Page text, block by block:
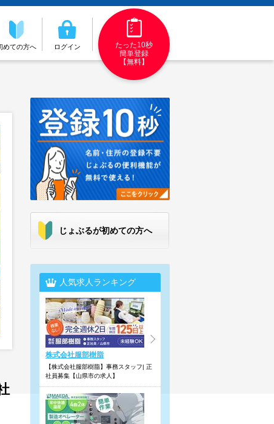
めての方へ ログイン
たった10秒
簡単登録
【無料】
じょぶるが初めての方へ
人気求人ランキング
株式会社服部樹脂
【株式会社服部樹脂】事務スタッフ| 正
社員募集【山県市の求人】